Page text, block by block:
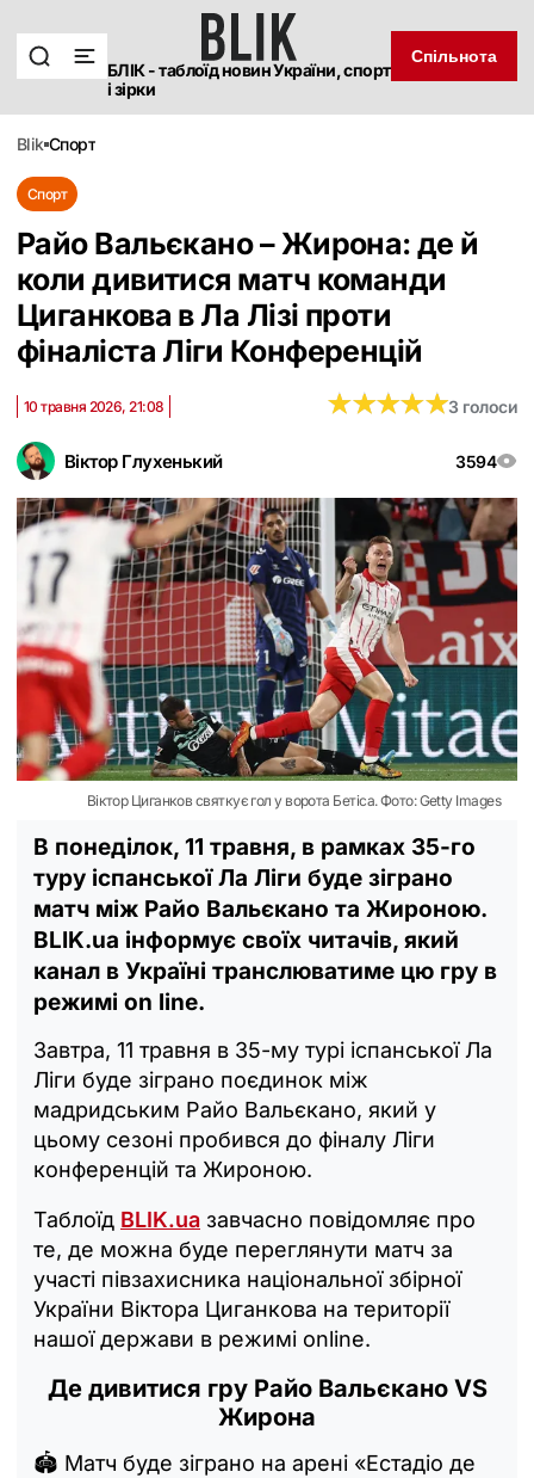
БЛІК - таблоїд новин України, спорт
і зірки
Спільнота
blik спорт
Спорт
Райо Вальєкано – Жирона: де й
коли дивитися матч команди
Циганкова в Ла Лізі проти
фіналіста Ліги Конференцій
Віктор Глухенький 3594
10 травня 2026, 21:08 ★★★★★
★★★★★3 голоси
Віктор Циганков святкує гол у ворота Бетіса. Фото: Getty Images
В понеділок, 11 травня, в рамках 35-го
туру іспанської Ла Ліги буде зіграно
матч між Райо Вальєкано та Жироною.
BLIK.ua інформує своїх читачів, який
канал в Україні транслюватиме цю гру в
режимі on linе.
Завтра, 11 травня в 35-му турі іспанської Ла
Ліги буде зіграно поєдинок між
мадридським Райо Вальєкано, який у
цьому сезоні пробився до фіналу Ліги
конференцій та Жироною.
Таблоїд BLIK.ua завчасно повідомляє про
те, де можна буде переглянути матч за
участі півзахисника національної збірної
України Віктора Циганкова на території
нашої держави в режимі online.
Де дивитися гру Райо Вальєкано VS
Жирона
🏟 Матч буде зіграно на арені «Естадіо де